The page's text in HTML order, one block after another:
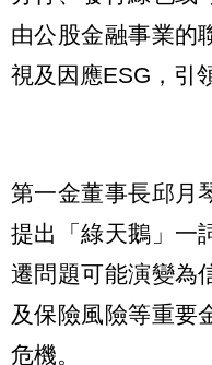
由公股金融事業的
視及因應ESG，引
第一金董事長邱月
提出「綠天鵝」一
遷問題可能演變為
及保險風險等重要
危機。